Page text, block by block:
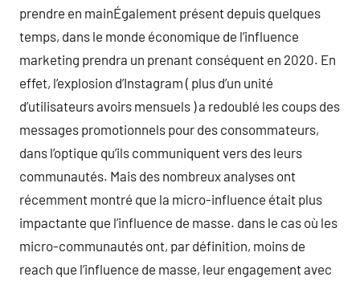
prendre en mainÉgalement présent depuis quelques
temps, dans le monde économique de l’influence
marketing prendra un prenant conséquent en 2020. En
effet, l’explosion d’Instagram ( plus d’un unité
d’utilisateurs avoirs mensuels ) a redoublé les coups des
messages promotionnels pour des consommateurs,
dans l’optique qu’ils communiquent vers des leurs
communautés. Mais des nombreux analyses ont
récemment montré que la micro-influence était plus
impactante que l’influence de masse. dans le cas où les
micro-communautés ont, par définition, moins de
reach que l’influence de masse, leur engagement avec